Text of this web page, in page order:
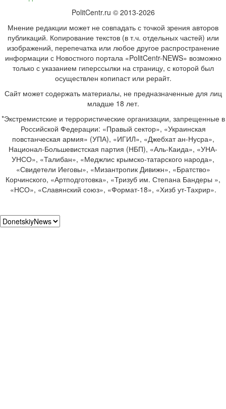
PolitCentr.ru © 2013-2026
Мнение редакции может не совпадать с точкой зрения авторов
публикаций. Копирование текстов (в т.ч. отдельных частей) или
изображений, перепечатка или любое другое распространение
информации с Новостного портала «PolitCentr-NEWS» возможно
только с указанием гиперссылки на страницу, с которой был
осуществлен копипаст или рерайт.
Сайт может содержать материалы, не предназначенные для лиц
младше 18 лет.
*Экстремистские и террористические организации, запрещенные в
Российской Федерации: «Правый сектор», «Украинская
повстанческая армия» (УПА), «ИГИЛ», «Джебхат ан-Нусра»,
Национал-Большевистская партия (НБП), «Аль-Каида», «УНА-
УНСО», «Талибан», «Меджлис крымско-татарского народа»,
«Свидетели Иеговы», «Мизантропик Дивижн», «Братство»
Корчинского, «Артподготовка», «Тризуб им. Степана Бандеры »,
«НСО», «Славянский союз», «Формат-18», «Хизб ут-Тахрир».